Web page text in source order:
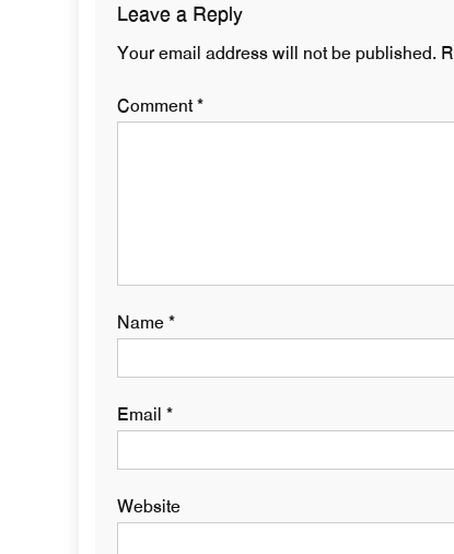
Leave a Reply
Your email address will not be published.
Comment*
Name*
Email *
Website